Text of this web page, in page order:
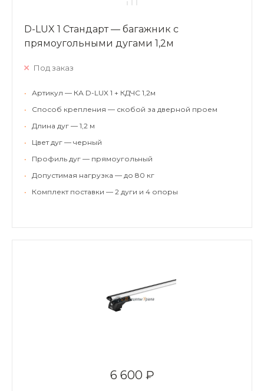
D-LUX 1 Стандарт — багажник с
прямоугольными дугами 1,2м
Под заказ
•
Артикул — КА D-LUX 1 + КДЧС 1,2м
•
Способ крепления — скобой за дверной проем
•
Длина дуг — 1,2 м
•
Цвет дуг — черный
•
Профиль дуг — прямоугольный
•
Допустимая нагрузка — до 80 кг
•
Комплект поставки — 2 дуги и 4 опоры
6 600 ₽